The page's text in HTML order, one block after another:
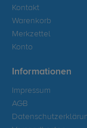
Kontakt
Warenkorb
Merkzettel
Konto
Informationen
Impressum
AGB